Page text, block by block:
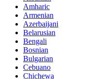
Amharic
Armenian
Azerbaijani
Belarusian
Bengali
Bosnian
Bulgarian
Cebuano
Chichewa